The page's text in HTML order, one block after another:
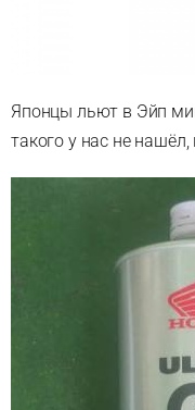
Японцы льют в Эйп
такого у нас не